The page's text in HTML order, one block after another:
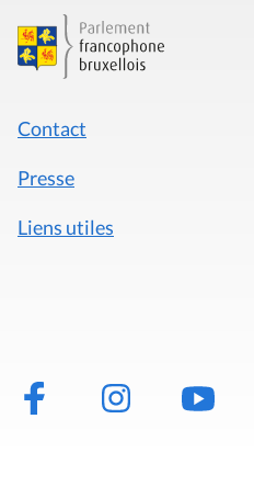
Contact
Presse
Liens utiles